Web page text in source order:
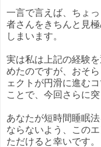
一言で言えば、ちょ
者さんをきちんと見
しまいます。
実は私は上記の経験
めたのですが、おそ
ェクトが円滑に進む
ことで、今回さらに
あなたが短時間睡眠
ならないよう、この
ただけると幸いです。